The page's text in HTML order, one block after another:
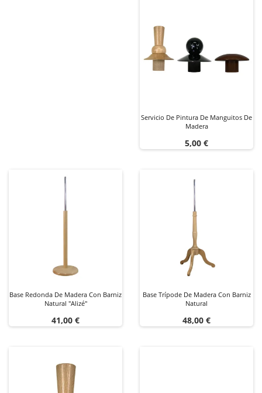
Servicio De Pintura De Manguitos De
Madera
Precio
5,00 €
Base Redonda De Madera Con Barniz
Natural "Alizé"
Precio
41,00 €
Base Trípode De Madera Con Barniz
Natural
Precio
48,00 €